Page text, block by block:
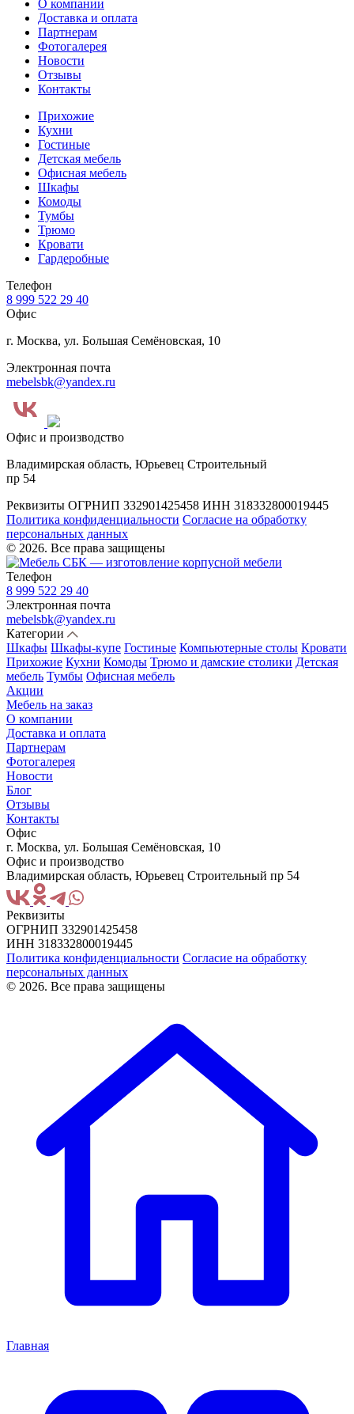
О компании
Доставка и оплата
Партнерам
Фотогалерея
Новости
Отзывы
Контакты
Прихожие
Кухни
Гостиные
Детская мебель
Офисная мебель
Шкафы
Комоды
Тумбы
Трюмо
Кровати
Гардеробные
Телефон
8 999 522 29 40
Офис
г. Москва, ул. Большая Семёновская, 10
Электронная почта
mebelsbk@yandex.ru
Офис и производство
Владимирская область, Юрьевец Строительный
пр 54
Реквизиты ОГРНИП 332901425458 ИНН 318332800019445
Политика конфиденциальности Согласие на обработку
персональных данных
© 2026. Все права защищены
Телефон
8 999 522 29 40
Электронная почта
mebelsbk@yandex.ru
Категории
Шкафы Шкафы-купе Гостиные Компьютерные столы Кровати
Прихожие Кухни Комоды Трюмо и дамские столики Детская
мебель Тумбы Офисная мебель
Акции
Мебель на заказ
О компании
Доставка и оплата
Партнерам
Фотогалерея
Новости
Блог
Отзывы
Контакты
Офис
г. Москва, ул. Большая Семёновская, 10
Офис и производство
Владимирская область, Юрьевец Строительный пр 54
Реквизиты
ОГРНИП 332901425458
ИНН 318332800019445
Политика конфиденциальности Согласие на обработку
персональных данных
© 2026. Все права защищены
Главная